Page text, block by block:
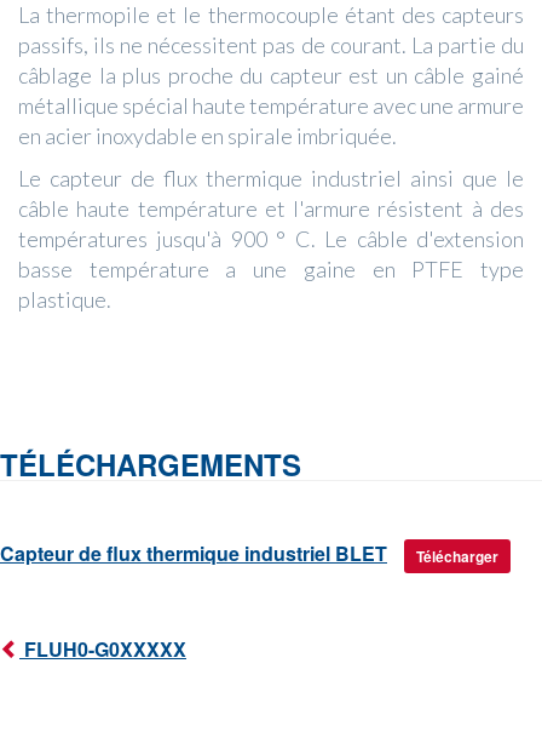
La thermopile et le thermocouple étant des capteurs
passifs, ils ne nécessitent pas de courant. La partie du
câblage la plus proche du capteur est un câble gainé
métallique spécial haute température avec une armure
en acier inoxydable en spirale imbriquée.
Le capteur de flux thermique industriel ainsi que le
câble haute température et l'armure résistent à des
températures jusqu'à 900 ° C. Le câble d'extension
basse température a une gaine en PTFE type
plastique.
TÉLÉCHARGEMENTS
Capteur de flux thermique industriel BLET Télécharger
FLUH0-G0XXXXX